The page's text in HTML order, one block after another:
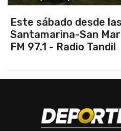
Este sábado desde
Santamarina-San
FM 97.1 - Radio Tandil